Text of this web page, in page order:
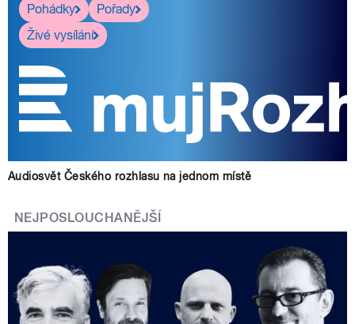
Pohádky
Pořady
Živé vysílání
Audiosvět Českého rozhlasu na jednom místě
NEJPOSLOUCHANĚJŠÍ